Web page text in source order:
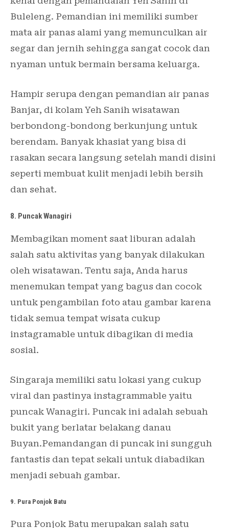
Buleleng. Pemandian ini memiliki sumber
mata air panas alami yang memunculkan air
segar dan jernih sehingga sangat cocok dan
nyaman untuk bermain bersama keluarga.
Hampir serupa dengan pemandian air panas
Banjar, di kolam Yeh Sanih wisatawan
berbondong-bondong berkunjung untuk
berendam. Banyak khasiat yang bisa di
rasakan secara langsung setelah mandi disini
seperti membuat kulit menjadi lebih bersih
dan sehat.
8. Puncak Wanagiri
Membagikan moment saat liburan adalah
salah satu aktivitas yang banyak dilakukan
oleh wisatawan. Tentu saja, Anda harus
menemukan tempat yang bagus dan cocok
untuk pengambilan foto atau gambar karena
tidak semua tempat wisata cukup
instagramable untuk dibagikan di media
sosial.
Singaraja memiliki satu lokasi yang cukup
viral dan pastinya instagrammable yaitu
puncak Wanagiri. Puncak ini adalah sebuah
bukit yang berlatar belakang danau
Buyan.Pemandangan di puncak ini sungguh
fantastis dan tepat sekali untuk diabadikan
menjadi sebuah gambar.
9. Pura Ponjok Batu
Pura Ponjok Batu merupakan salah satu